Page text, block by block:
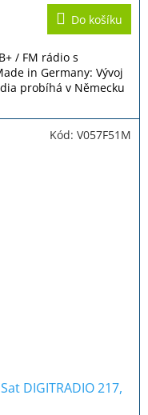
Do košíku
/ FM rádio s
in Germany: Vývoj
probíhá v Německu
DIGITRADIO 217,
Kód: V057F51M